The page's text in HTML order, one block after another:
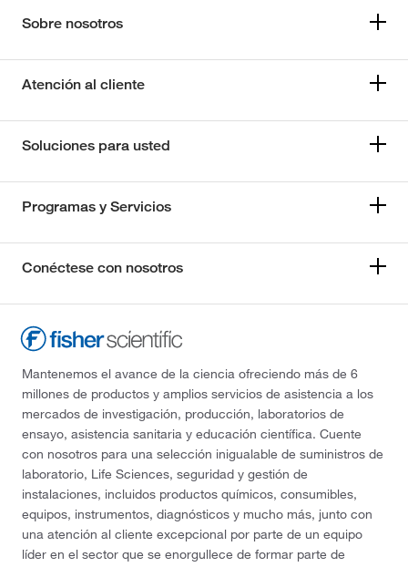
Sobre nosotros
Atención al cliente
Soluciones para usted
Programas y Servicios
Conéctese con nosotros
Mantenemos el avance de la ciencia ofreciendo más de 6
millones de productos y amplios servicios de asistencia a los
mercados de investigación, producción, laboratorios de
ensayo, asistencia sanitaria y educación científica. Cuente
con nosotros para una selección inigualable de suministros de
laboratorio, Life Sciences, seguridad y gestión de
instalaciones, incluidos productos químicos, consumibles,
equipos, instrumentos, diagnósticos y mucho más, junto con
una atención al cliente excepcional por parte de un equipo
líder en el sector que se enorgullece de formar parte de